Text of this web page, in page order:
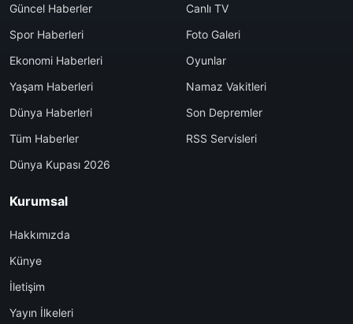
Güncel Haberler
Spor Haberleri
Ekonomi Haberleri
Yaşam Haberleri
Dünya Haberleri
Tüm Haberler
Dünya Kupası 2026
Canlı TV
Foto Galeri
Oyunlar
Namaz Vakitleri
Son Depremler
RSS Servisleri
Kurumsal
Hakkımızda
Künye
İletişim
Yayın İlkeleri